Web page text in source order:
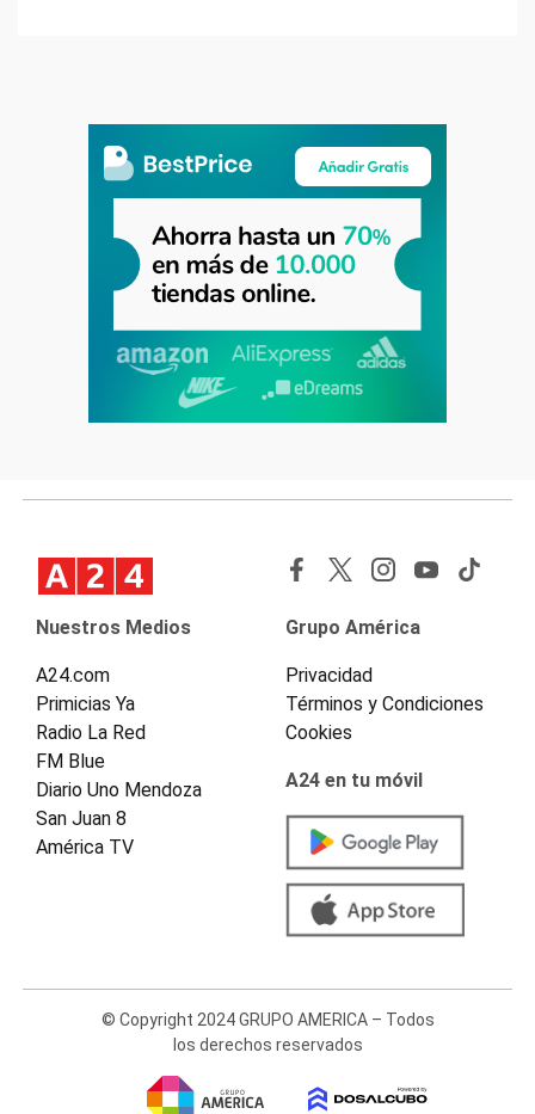
Nuestros Medios
A24.com
Primicias Ya
Radio La Red
FM Blue
Diario Uno Mendoza
San Juan 8
América TV
Grupo América
Privacidad
Términos y Condiciones
Cookies
A24 en tu móvil
© Copyright 2024 GRUPO AMERICA – Todos
los derechos reservados